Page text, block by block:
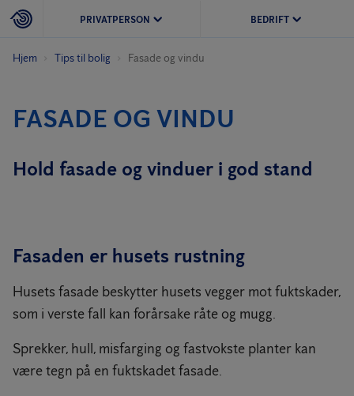
PRIVATPERSON BEDRIFT
Hjem Tips til bolig Fasade og vindu
FASADE OG VINDU
Hold fasade og vinduer i god stand
Fasaden er husets rustning
Husets fasade beskytter husets vegger mot fuktskader,
som i verste fall kan forårsake råte og mugg.
Sprekker, hull, misfarging og fastvokste planter kan
være tegn på en fuktskadet fasade.